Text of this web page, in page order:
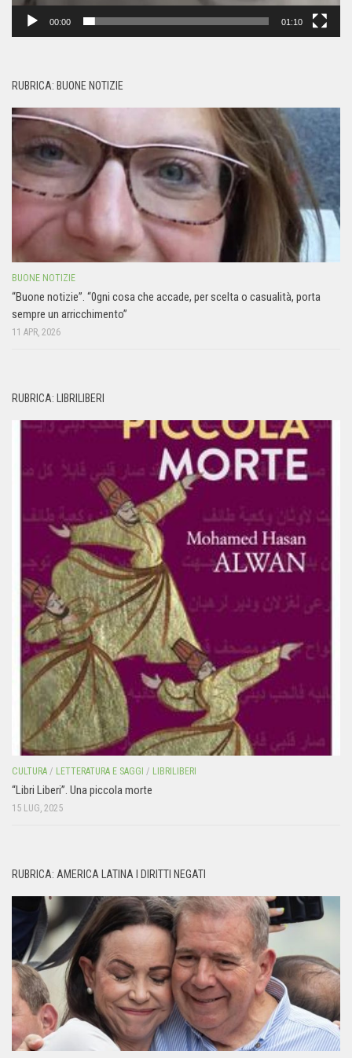
00:00 01:10
RUBRICA: BUONE NOTIZIE
BUONE NOTIZIE
“Buone notizie”. “0gni cosa che accade, per scelta o casualità, porta
sempre un arricchimento”
11 APR, 2026
RUBRICA: LIBRILIBERI
CULTURA / LETTERATURA E SAGGI / LIBRILIBERI
“Libri Liberi”. Una piccola morte
15 LUG, 2025
RUBRICA: AMERICA LATINA I DIRITTI NEGATI